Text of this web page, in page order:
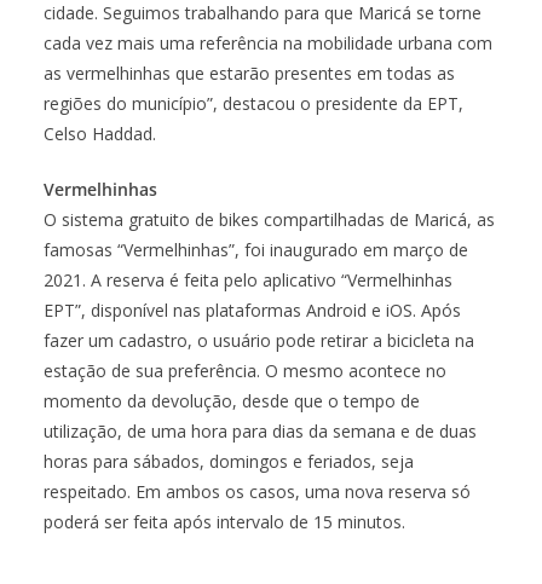
cidade. Seguimos trabalhando para que Maricá se torne
cada vez mais uma referência na mobilidade urbana com
as vermelhinhas que estarão presentes em todas as
regiões do município”, destacou o presidente da EPT,
Celso Haddad.
Vermelhinhas
O sistema gratuito de bikes compartilhadas de Maricá, as
famosas “Vermelhinhas”, foi inaugurado em março de
2021. A reserva é feita pelo aplicativo “Vermelhinhas
EPT”, disponível nas plataformas Android e iOS. Após
fazer um cadastro, o usuário pode retirar a bicicleta na
estação de sua preferência. O mesmo acontece no
momento da devolução, desde que o tempo de
utilização, de uma hora para dias da semana e de duas
horas para sábados, domingos e feriados, seja
respeitado. Em ambos os casos, uma nova reserva só
poderá ser feita após intervalo de 15 minutos.